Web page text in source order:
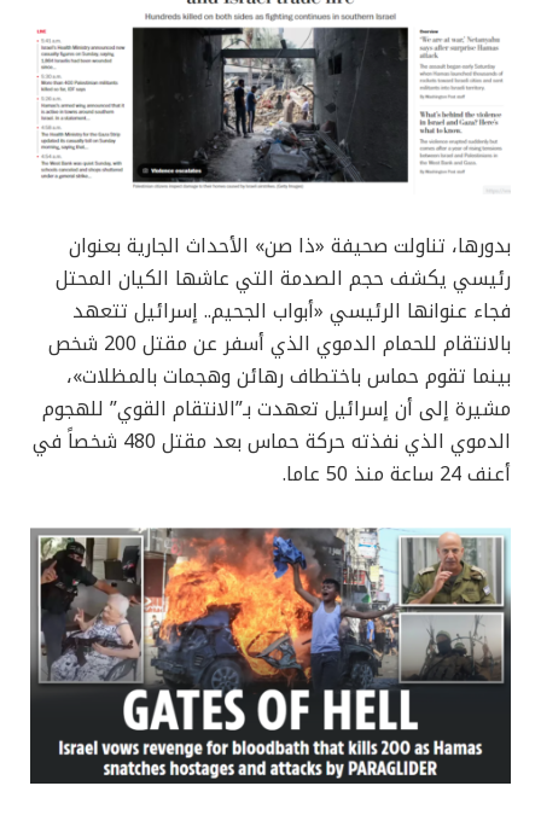
بدورها، تناولت صحيفة «ذا صن» الأحداث الجارية بعنوان
رئيسي يكشف حجم الصدمة التي عاشها الكيان المحتل
فجاء عنوانها الرئيسي «أبواب الجحيم.. إسرائيل تتعهد
بالانتقام للحمام الدموي الذي أسفر عن مقتل 200 شخص
بينما تقوم حماس باختطاف رهائن وهجمات بالمظلات»،
مشيرة إلى أن إسرائيل تعهدت بـ”الانتقام القوي” للهجوم
الدموي الذي نفذته حركة حماس بعد مقتل 480 شخصاً في
أعنف 24 ساعة منذ 50 عاما.